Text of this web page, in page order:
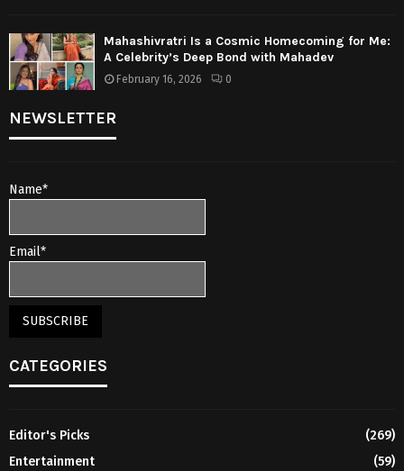
Mahashivratri Is a Cosmic Homecoming for Me:
A Celebrity’s Deep Bond with Mahadev
February 16, 2026 0
NEWSLETTER
Name*
Email*
CATEGORIES
Editor's Picks
(269)
Entertainment
(59)